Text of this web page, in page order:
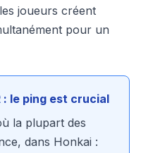
joueurs créent
pour un
: le ping est crucial
la plupart des
dans Honkai :